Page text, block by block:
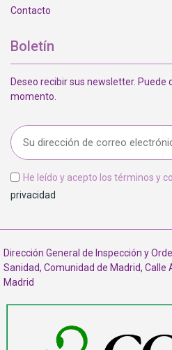
Contacto
Boletín
Deseo recibir sus newsletter. Puede
momento.
He leído y acepto los términos y
privacidad
Dirección General de Inspección y
Sanidad, Comunidad de Madrid, Calle
Madrid